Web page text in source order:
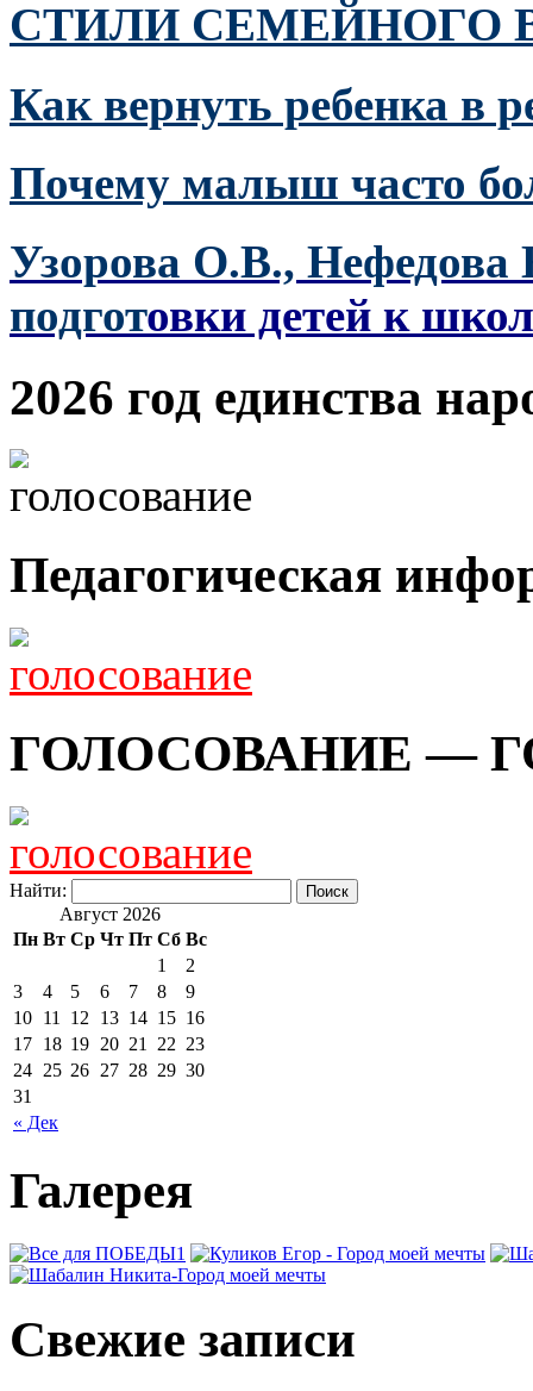
СТИЛИ СЕМЕЙНОГО
Как вернуть ребенка в
Почему малыш часто
Узорова О.В.,
подготовки детей к
2026 год единства
Педагогическая
ГОЛОСОВАНИЕ —
Найти:
Август 2026
Пн Вт Ср Чт Пт Сб Вс
« Дек
1
2
3
4 5 6 7 8
9
10 11 12 13 14 15 16
17 18 19 20 21 22 23
24 25 26 27 28 29 30
31
Галерея
Свежие записи